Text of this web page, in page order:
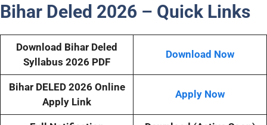
Bihar Deled 2026 – Quick Links
Download Bihar Deled
Syllabus 2026 PDF
Download Now
Bihar DELED 2026 Online
Apply Link
Apply Now